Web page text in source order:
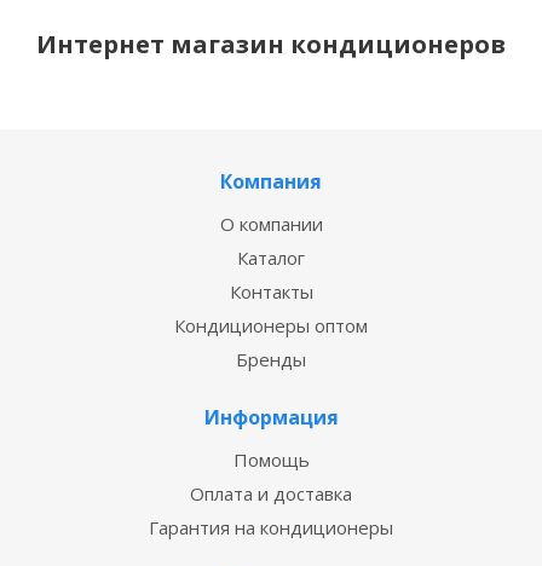
Интернет магазин кондиционеров
Компания
О компании
Каталог
Контакты
Кондиционеры оптом
Бренды
Информация
Помощь
Оплата и доставка
Гарантия на кондиционеры